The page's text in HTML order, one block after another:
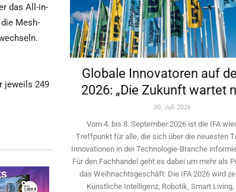
das All-in-
Mesh-
jeweils 249
Globale Innovatoren auf
2026: „Die Zukunft wartet
30. Juli 2026
Vom 4. bis 8. September 2026 ist die IFA
Treffpunkt für alle, die sich über die neuesten
Innovationen in der Technologie-­Branche
Für den Fachhandel geht es dabei um mehr als
das Weihnachtsgeschäft: Die IFA 2026 wird
Künstliche Intelligenz, Robotik, Smart Living,